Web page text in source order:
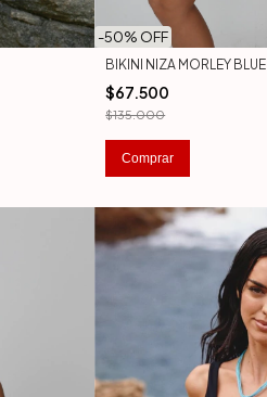
-50% OFF
BIKINI NIZA MORLEY BLUE
$67.500
$135.000
Comprar